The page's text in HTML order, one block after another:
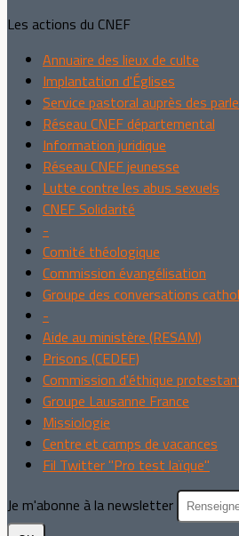
Les actions du CNEF
Annuaire des lieux de culte
Implantation d'Églises
Service pastoral auprès des
Réseau CNEF départemental
Information juridique
Réseau CNEF jeunesse
Lutte contre les abus sexuels
CNEF Solidarité
-
Comité théologique
Commission évangélisation
Groupe des conversations
-
Aide au ministère (RESAM)
Prisons (CEDEF)
Commission d'éthique
Groupe Lausanne France
Missiologie
Centre et camps de vacances
Fil Twitter "Pro test laïque"
Je m'abonne à la newsletter